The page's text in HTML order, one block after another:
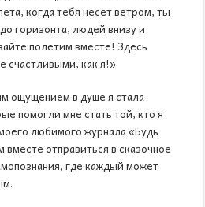
когда тебя несет ветром, ты
горизонта, людей внизу и
полетим вместе! Здесь
счастливыми, как я!»
ощущением в душе я стала
помогли мне стать той, кто я
любимого журнала «Будь
отправиться в сказочное
где каждый может